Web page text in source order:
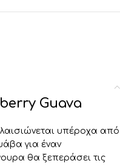
Guava
υπέροχα από
για έναν
θα ξεπεράσει τις